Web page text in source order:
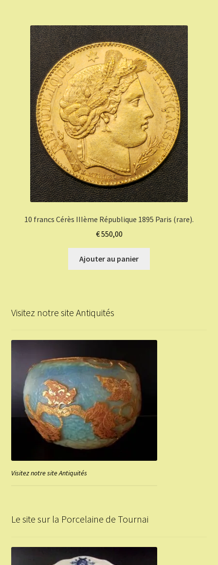
10 francs Cérès IIIème République 1895 Paris (rare).
€550,00
Ajouter au panier
Visitez notre site Antiquités
Visitez notre site Antiquités
Le site sur la Porcelaine de Tournai